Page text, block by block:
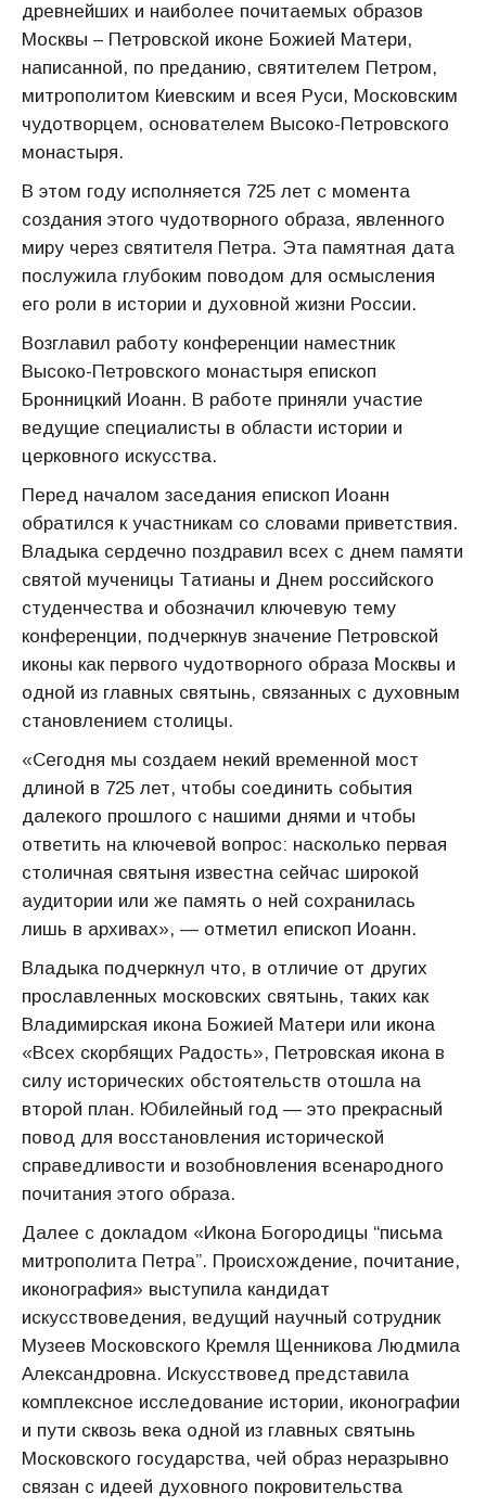
древнейших и наиболее почитаемых образов
Москвы – Петровской иконе Божией Матери,
написанной, по преданию, святителем Петром,
митрополитом Киевским и всея Руси, Московским
чудотворцем, основателем Высоко-Петровского
монастыря.
В этом году исполняется 725 лет с момента
создания этого чудотворного образа, явленного
миру через святителя Петра. Эта памятная дата
послужила глубоким поводом для осмысления
его роли в истории и духовной жизни России.
Возглавил работу конференции наместник
Высоко-Петровского монастыря епископ
Бронницкий Иоанн. В работе приняли участие
ведущие специалисты в области истории и
церковного искусства.
Перед началом заседания епископ Иоанн
обратился к участникам со словами приветствия.
Владыка сердечно поздравил всех с днем памяти
святой мученицы Татианы и Днем российского
студенчества и обозначил ключевую тему
конференции, подчеркнув значение Петровской
иконы как первого чудотворного образа Москвы и
одной из главных святынь, связанных с духовным
становлением столицы.
«Сегодня мы создаем некий временной мост
длиной в 725 лет, чтобы соединить события
далекого прошлого с нашими днями и чтобы
ответить на ключевой вопрос: насколько первая
столичная святыня известна сейчас широкой
аудитории или же память о ней сохранилась
лишь в архивах», — отметил епископ Иоанн.
Владыка подчеркнул что, в отличие от других
прославленных московских святынь, таких как
Владимирская икона Божией Матери или икона
«Всех скорбящих Радость», Петровская икона в
силу исторических обстоятельств отошла на
второй план. Юбилейный год — это прекрасный
повод для восстановления исторической
справедливости и возобновления всенародного
почитания этого образа.
Далее с докладом «Икона Богородицы “письма
митрополита Петра”. Происхождение, почитание,
иконография» выступила кандидат
искусствоведения, ведущий научный сотрудник
Музеев Московского Кремля Щенникова Людмила
Александровна. Искусствовед представила
комплексное исследование истории, иконографии
и пути сквозь века одной из главных святынь
Московского государства, чей образ неразрывно
связан с идеей духовного покровительства